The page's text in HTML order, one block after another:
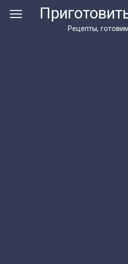
Рецепты,